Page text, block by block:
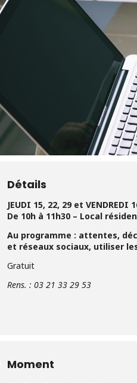
Détails
JEUDI 15, 22, 29 et VENDREDI
De 10h à 11h30 – Local
Au programme : attentes,
et réseaux sociaux, utiliser
Gratuit
Rens. : 03 21 33 29 53
Moment